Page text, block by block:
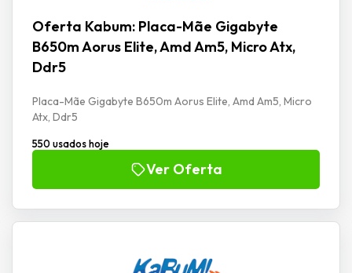
Oferta Kabum: Placa-Mãe Gigabyte
B650m Aorus Elite, Amd Am5, Micro Atx,
Ddr5
Placa-Mãe Gigabyte B650m Aorus Elite, Amd Am5, Micro
Atx, Ddr5
550 usados hoje
Ver Oferta